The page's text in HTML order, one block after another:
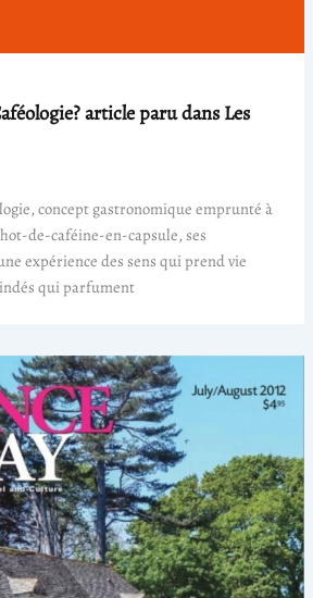
article paru dans Les
concept gastronomique emprunté à
de-caféine-en-capsule, ses
expérience des sens qui prend vie
qui parfument